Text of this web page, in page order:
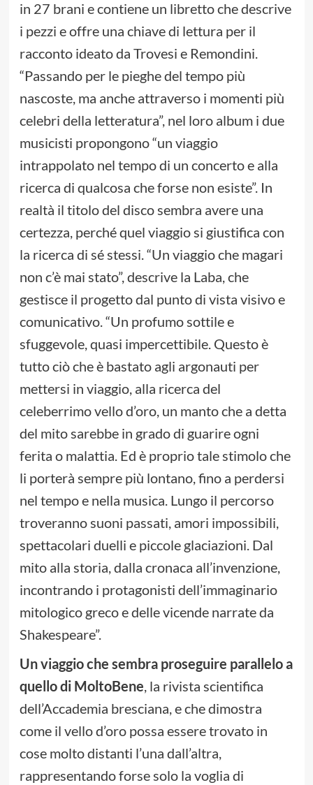
in 27 brani e contiene un libretto che descrive
i pezzi e offre una chiave di lettura per il
racconto ideato da Trovesi e Remondini.
“Passando per le pieghe del tempo più
nascoste, ma anche attraverso i momenti più
celebri della letteratura”, nel loro album i due
musicisti propongono “un viaggio
intrappolato nel tempo di un concerto e alla
ricerca di qualcosa che forse non esiste”. In
realtà il titolo del disco sembra avere una
certezza, perché quel viaggio si giustifica con
la ricerca di sé stessi. “Un viaggio che magari
non c’è mai stato”, descrive la Laba, che
gestisce il progetto dal punto di vista visivo e
comunicativo. “Un profumo sottile e
sfuggevole, quasi impercettibile. Questo è
tutto ciò che è bastato agli argonauti per
mettersi in viaggio, alla ricerca del
celeberrimo vello d’oro, un manto che a detta
del mito sarebbe in grado di guarire ogni
ferita o malattia. Ed è proprio tale stimolo che
li porterà sempre più lontano, fino a perdersi
nel tempo e nella musica. Lungo il percorso
troveranno suoni passati, amori impossibili,
spettacolari duelli e piccole glaciazioni. Dal
mito alla storia, dalla cronaca all’invenzione,
incontrando i protagonisti dell’immaginario
mitologico greco e delle vicende narrate da
Shakespeare”.
Un viaggio che sembra proseguire parallelo a
quello di MoltoBene, la rivista scientifica
dell’Accademia bresciana, e che dimostra
come il vello d’oro possa essere trovato in
cose molto distanti l’una dall’altra,
rappresentando forse solo la voglia di